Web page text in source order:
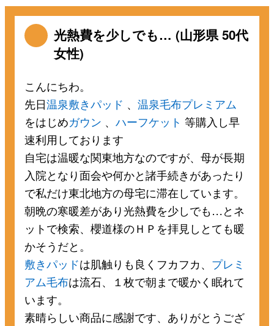
光熱費を少しでも… (山形県 50代
女性)
こんにちわ。
先日温泉敷きパッド 、温泉毛布プレミアム
をはじめガウン 、ハーフケット 等購入し早
速利用しております
自宅は温暖な関東地方なのですが、母が長期
入院となり面会や何かと諸手続きがあったり
で私だけ東北地方の母宅に滞在しています。
朝晩の寒暖差があり光熱費を少しでも…とネ
ットで検索、櫻道様のＨＰを拝見しとても暖
かそうだと。
敷きパッドは肌触りも良くフカフカ、 プレミ
アム毛布は流石、１枚で朝まで暖かく眠れて
います。
素晴らしい商品に感謝です、ありがとうござ